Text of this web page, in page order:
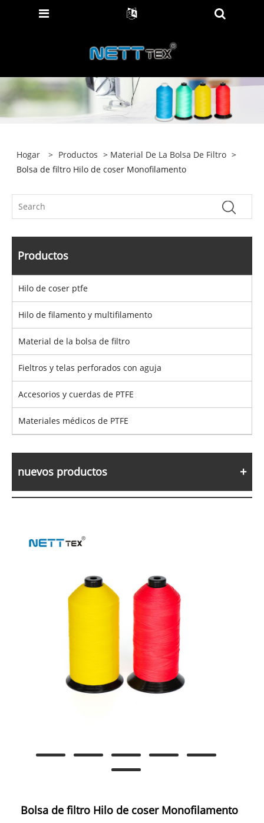
Hogar > Productos > Material De La Bolsa De Filtro >
Bolsa de filtro Hilo de coser Monofilamento
Productos
Hilo de coser ptfe
Hilo de filamento y multifilamento
Material de la bolsa de filtro
Fieltros y telas perforados con aguja
Accesorios y cuerdas de PTFE
Materiales médicos de PTFE
nuevos productos
Bolsa de filtro Hilo de coser Monofilamento